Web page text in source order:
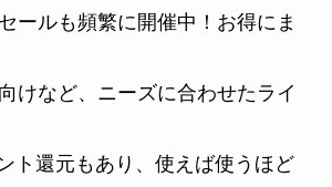
ールも頻繁に開催中！お得にま
けなど、ニーズに合わせたライ
ト還元もあり、使えば使うほど